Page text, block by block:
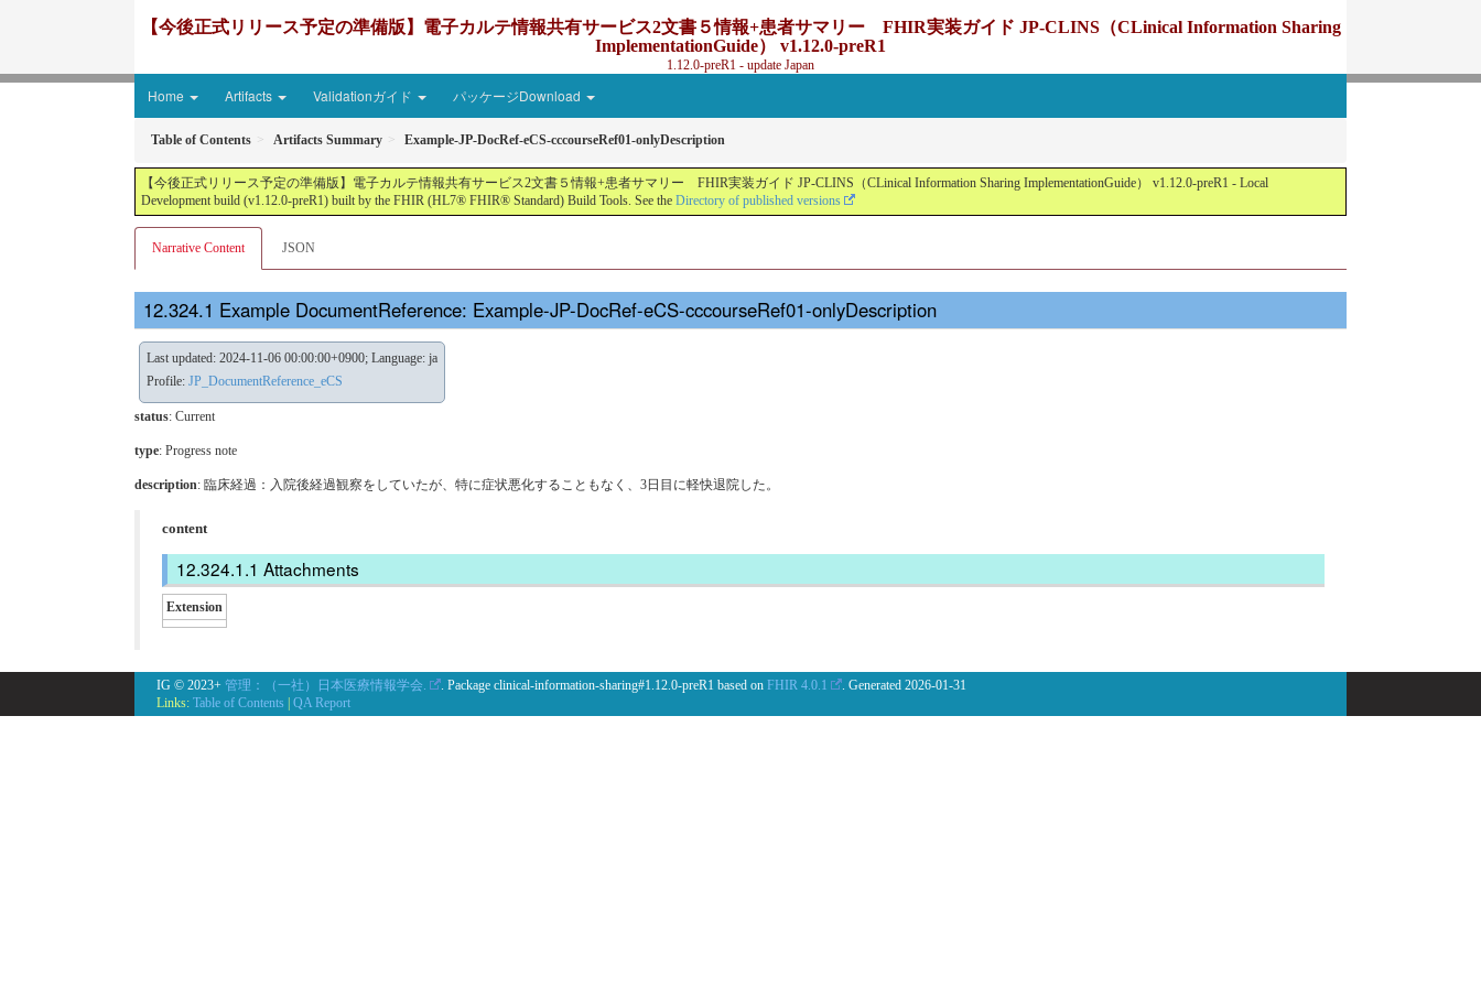
【今後正式リリース予定の準備版】電子カルテ情報共有サービス2文書５情報+患者サマリー FHIR実装ガイド JP-CLINS（CLinical Information Sharing
ImplementationGuide） v1.12.0-preR1
1.12.0-preR1 - update Japan
Home Artifacts Validationガイド パッケージDownload
Table of Contents Artifacts Summary Example-JP-DocRef-eCS-cccourseRef01-onlyDescription
【今後正式リリース予定の準備版】電子カルテ情報共有サービス2文書５情報+患者サマリー FHIR実装ガイド JP-CLINS（CLinical Information Sharing ImplementationGuide） v1.12.0-preR1 - Local
Development build (v1.12.0-preR1) built by the FHIR (HL7® FHIR® Standard) Build Tools. See the Directory of published versions
Narrative Content JSON
Example DocumentReference: Example-JP-DocRef-eCS-cccourseRef01-onlyDescription
Last updated: 2024-11-06 00:00:00+0900; Language: ja
Profile: JP_DocumentReference_eCS
status: Current
type: Progress note
description: 臨床経過：入院後経過観察をしていたが、特に症状悪化することもなく、3日目に軽快退院した。
content
Attachments
Extension
IG © 2023+ 管理：（一社）日本医療情報学会. . Package clinical-information-sharing#1.12.0-preR1 based on FHIR 4.0.1 . Generated 2026-01-31
Links: Table of Contents QA Report